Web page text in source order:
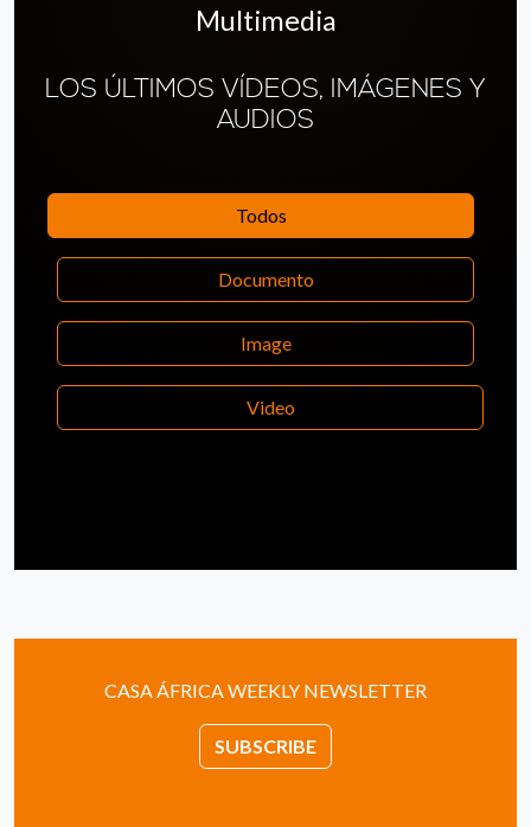
Multimedia
LOS ÚLTIMOS VÍDEOS, IMÁGENES Y
AUDIOS
Todos
Documento
Image
Video
CASA ÁFRICA WEEKLY NEWSLETTER
SUBSCRIBE